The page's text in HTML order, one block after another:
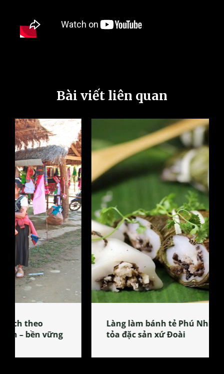
Bài viết liên quan
Làng làm bánh tẻ Phú Nhi – nơi lan
tỏa đặc sản xứ Đoài